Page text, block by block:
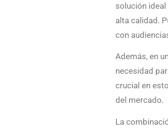
solución
alta calidad.
con
Además, en
necesidad
crucial en
del mercado.
La